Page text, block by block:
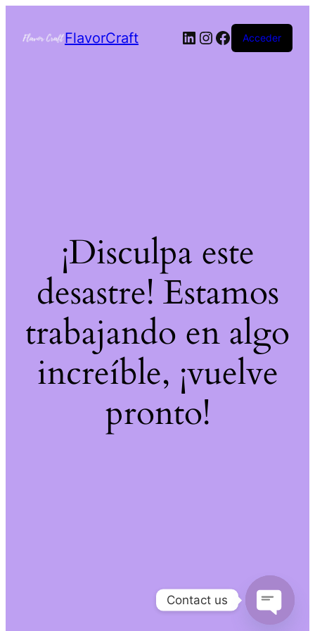
FlavorCraft Acceder
¡Disculpa este
desastre! Estamos
trabajando en algo
increíble, ¡vuelve
pronto!
Contact us